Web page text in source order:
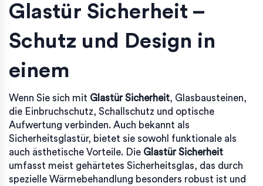
Glastür Sicherheit –
Schutz und Design in
einem
Wenn Sie sich mit Glastür Sicherheit, Glasbausteinen,
die Einbruchschutz, Schallschutz und optische
Aufwertung verbinden. Auch bekannt als
Sicherheitsglastür, bietet sie sowohl funktionale als
auch ästhetische Vorteile. Die Glastür Sicherheit
umfasst meist gehärtetes Sicherheitsglas, das durch
spezielle Wärmebehandlung besonders robust ist und